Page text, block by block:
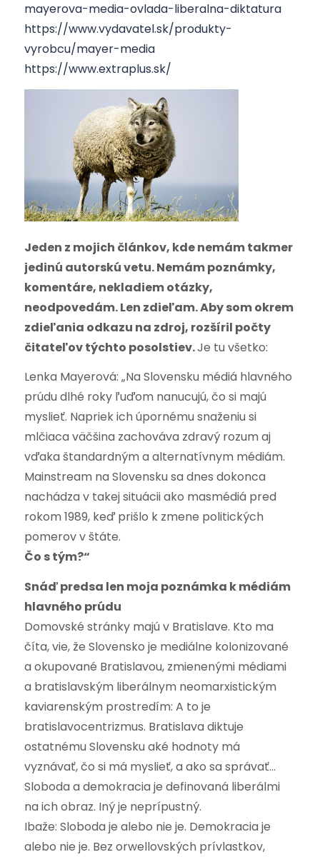
mayerova-media-ovlada-liberalna-diktatura
https://www.vydavatel.sk/produkty-
vyrobcu/mayer-media
https://www.extraplus.sk/
Jeden z mojich článkov, kde nemám takmer
jedinú autorskú vetu. Nemám poznámky,
komentáre, nekladiem otázky,
neodpovedám. Len zdieľam. Aby som okrem
zdieľania odkazu na zdroj, rozšíril počty
čitateľov týchto posolstiev.Je tu všetko:
Lenka Mayerová: „Na Slovensku médiá hlavného
prúdu dlhé roky ľuďom nanucujú, čo si majú
myslieť. Napriek ich úpornému snaženiu si
mlčiaca väčšina zachováva zdravý rozum aj
vďaka štandardným a alternatívnym médiám.
Mainstream na Slovensku sa dnes dokonca
nachádza v takej situácii ako masmédiá pred
rokom 1989, keď prišlo k zmene politických
pomerov v štáte.
Čo s tým?“
Snáď predsa len moja poznámka k médiám
hlavného prúdu
Domovské stránky majú v Bratislave. Kto ma
číta, vie, že Slovensko je mediálne kolonizované
a okupované Bratislavou, zmienenými médiami
a bratislavským liberálnym neomarxistickým
kaviarenským prostredím: A to je
bratislavocentrizmus. Bratislava diktuje
ostatnému Slovensku aké hodnoty má
vyznávať, čo si má myslieť, a ako sa správať…
Sloboda a demokracia je definovaná liberálmi
na ich obraz. Iný je neprípustný.
Ibaže: Sloboda je alebo nie je. Demokracia je
alebo nie je. Bez orwellovských prívlastkov,